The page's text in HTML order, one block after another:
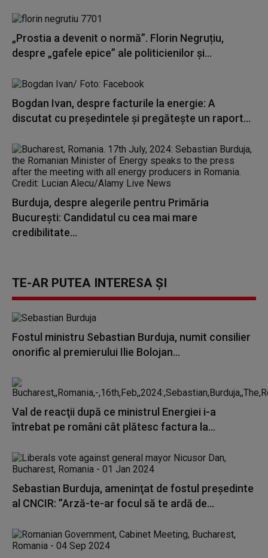
„Prostia a devenit o normă”. Florin Negruțiu,
despre „gafele epice” ale politicienilor și...
Bogdan Ivan, despre facturile la energie: A
discutat cu președintele și pregătește un raport...
Burduja, despre alegerile pentru Primăria
Bucureşti: Candidatul cu cea mai mare
credibilitate...
TE-AR PUTEA INTERESA ȘI
Fostul ministru Sebastian Burduja, numit consilier
onorific al premierului Ilie Bolojan...
Val de reacţii după ce ministrul Energiei i-a
întrebat pe români cât plătesc factura la...
Sebastian Burduja, ameninţat de fostul preşedinte
al CNCIR: ”Arză-te-ar focul să te ardă de...